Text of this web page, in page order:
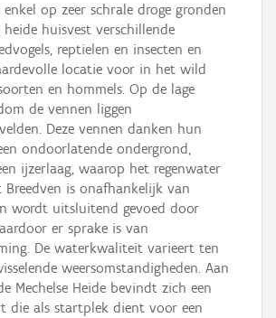
enkel op zeer schrale droge gronden
huisvest verschillende
reptielen en insecten en
locatie voor in het wild
en hommels. Op de lage
de vennen liggen
Deze vennen danken hun
ondoorlatende ondergrond,
ijzerlaag, waarop het regenwater
Breedven is onafhankelijk van
wordt uitsluitend gevoed door
er sprake is van
De waterkwaliteit varieert ten
weersomstandigheden. Aan
Mechelse Heide bevindt zich een
die als startplek dient voor een